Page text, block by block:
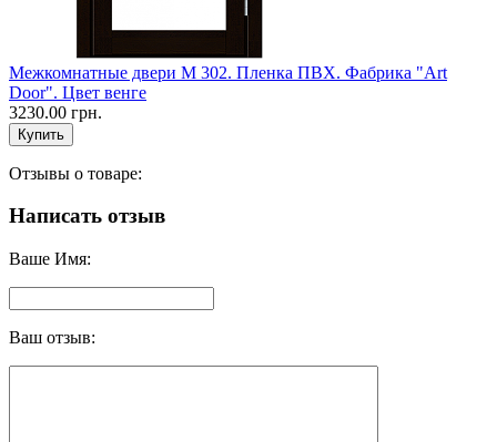
Межкомнатные двери M 302. Пленка ПВХ. Фабрика "Art
Door". Цвет венге
3230.00 грн.
Отзывы о товаре:
Написать отзыв
Ваше Имя:
Ваш отзыв: